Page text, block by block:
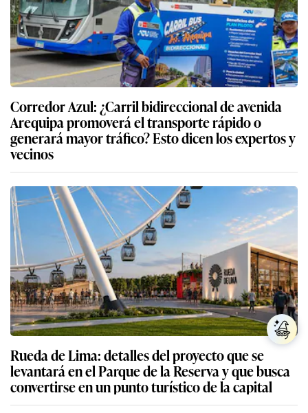
Corredor Azul: ¿Carril bidireccional de avenida
Arequipa promoverá el transporte rápido o
generará mayor tráfico? Esto dicen los expertos y
vecinos
Rueda de Lima: detalles del proyecto que se
levantará en el Parque de la Reserva y que busca
convertirse en un punto turístico de la capital